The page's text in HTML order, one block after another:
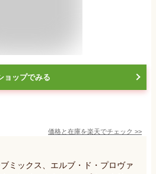
ョップでみる
価格と在庫を楽天でチェック >>
ミックス、エルブ・ド・プロヴァ